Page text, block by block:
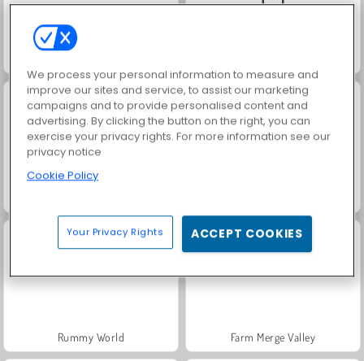
Rummy World Farm Merge Valley
We process your personal information to measure and
improve our sites and service, to assist our marketing
campaigns and to provide personalised content and
advertising. By clicking the button on the right, you can
exercise your privacy rights. For more information see our
privacy notice
Cookie Policy
Your Privacy Rights ACCEPT COOKIES